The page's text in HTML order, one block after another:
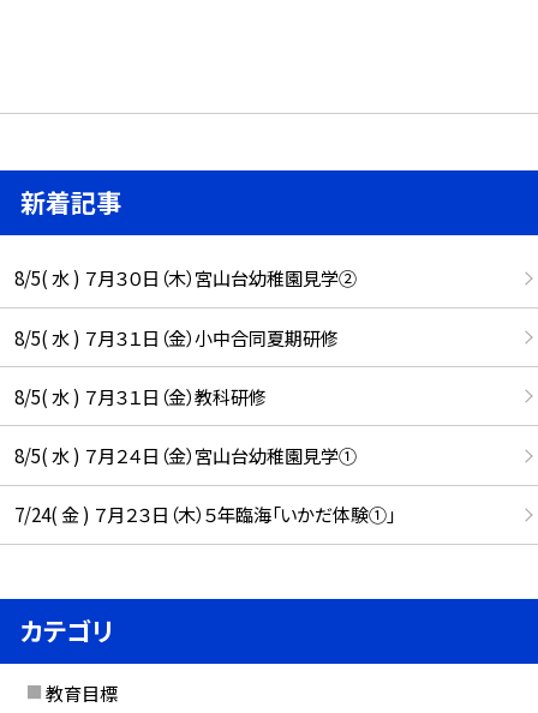
新着記事
8/5( 水 ) ７月３０日（木）宮山台幼稚園見学②
8/5( 水 ) ７月３１日（金）小中合同夏期研修
8/5( 水 ) ７月３１日（金）教科研修
8/5( 水 ) ７月２４日（金）宮山台幼稚園見学①
7/24( 金 ) ７月２３日（木）５年臨海「いかだ体験①」
カテゴリ
教育目標